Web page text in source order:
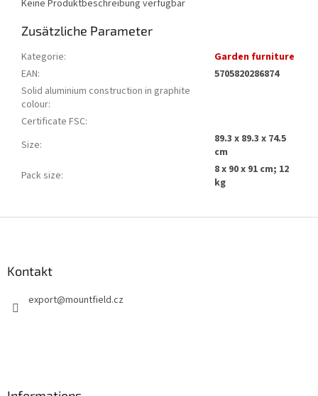
Keine Produktbeschreibung verfügbar
Zusätzliche Parameter
Kategorie:
Garden furniture
EAN:
5705820286874
Solid aluminium construction in graphite
colour:
Certificate FSC:
Size:
89.3 x 89.3 x 74.5
cm
Pack size:
8 x 90 x 91 cm; 12
kg
Kontakt
export@mountfield.cz